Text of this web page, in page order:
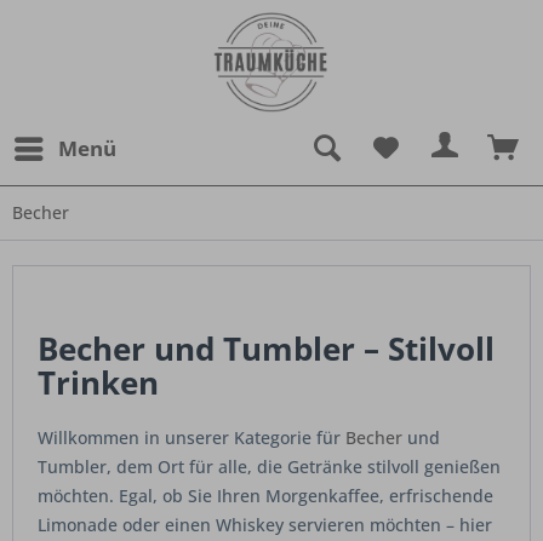
Menü
Becher
Becher und Tumbler – Stilvoll
Trinken
Willkommen in unserer Kategorie für Becher und
Tumbler, dem Ort für alle, die Getränke stilvoll genießen
möchten. Egal, ob Sie Ihren Morgenkaffee, erfrischende
Limonade oder einen Whiskey servieren möchten – hier